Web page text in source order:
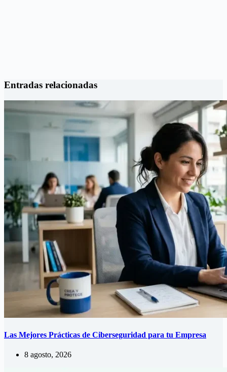
Entradas relacionadas
Las Mejores Prácticas de Ciberseguridad para tu Empresa
8 agosto, 2026